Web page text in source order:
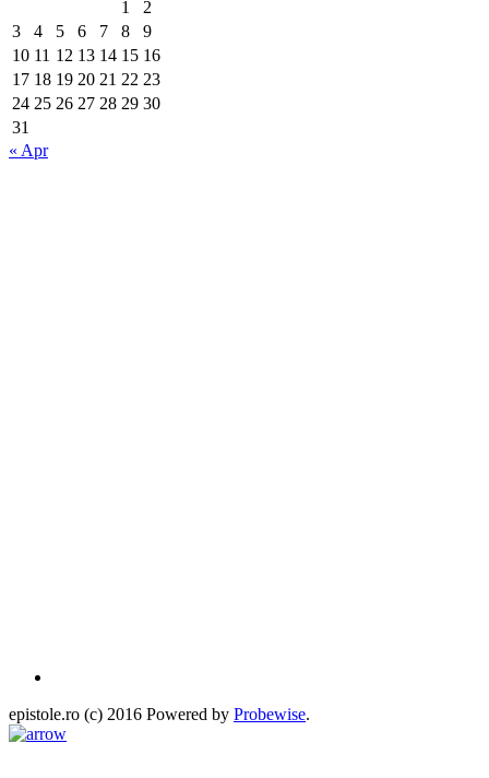
1
2
3
4 5 6 7 8
9
10 11 12 13 14 15 16
17 18 19 20 21 22 23
24 25 26 27 28 29 30
31
« Apr
epistole.ro (c) 2016 Powered by Probewise.